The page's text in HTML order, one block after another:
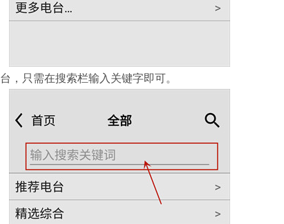
，只需在搜索栏输入关键字即可。